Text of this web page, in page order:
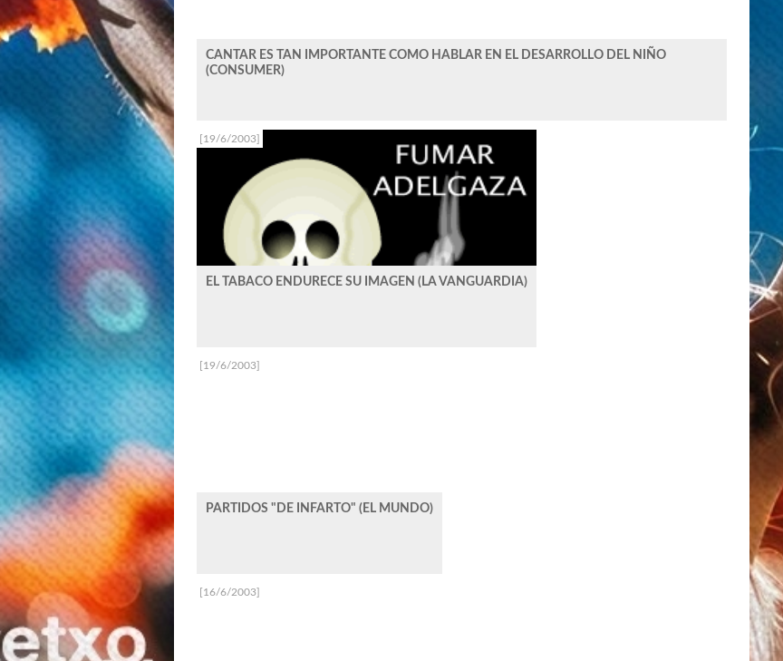
CANTAR ES TAN IMPORTANTE COMO HABLAR EN EL DESARROLLO DEL NIÑO
(CONSUMER)
EL TABACO ENDURECE SU IMAGEN (LA VANGUARDIA)
[19/6/2003]
PARTIDOS "DE INFARTO" (EL MUNDO)
[19/6/2003]
[16/6/2003]